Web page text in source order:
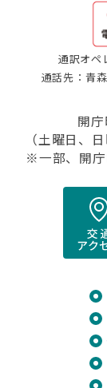
通訳オペ
通話先：青
開
（土曜日、
※一部、開庁